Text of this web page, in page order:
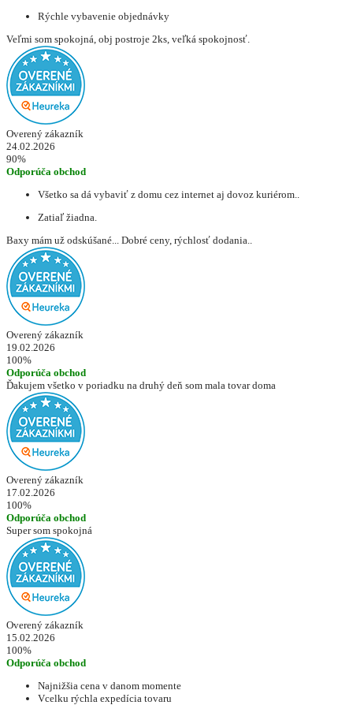
Rýchle vybavenie objednávky
Veľmi som spokojná, obj postroje 2ks, veľká spokojnosť.
Overený zákazník
24.02.2026
90%
Odporúča obchod
Všetko sa dá vybaviť z domu cez internet aj dovoz kuriérom..
Zatiaľ žiadna.
Baxy mám už odskúšané... Dobré ceny, rýchlosť dodania..
Overený zákazník
19.02.2026
100%
Odporúča obchod
Ďakujem všetko v poriadku na druhý deň som mala tovar doma
Overený zákazník
17.02.2026
100%
Odporúča obchod
Super som spokojná
Overený zákazník
15.02.2026
100%
Odporúča obchod
Najnižšia cena v danom momente
Vcelku rýchla expedícia tovaru